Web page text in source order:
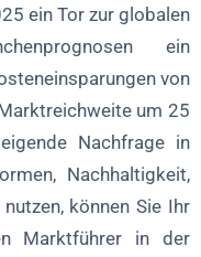
ein Tor zur globalen
ein
von
um 25
Nachfrage in
Nachhaltigkeit,
können Sie Ihr
Marktführer in der